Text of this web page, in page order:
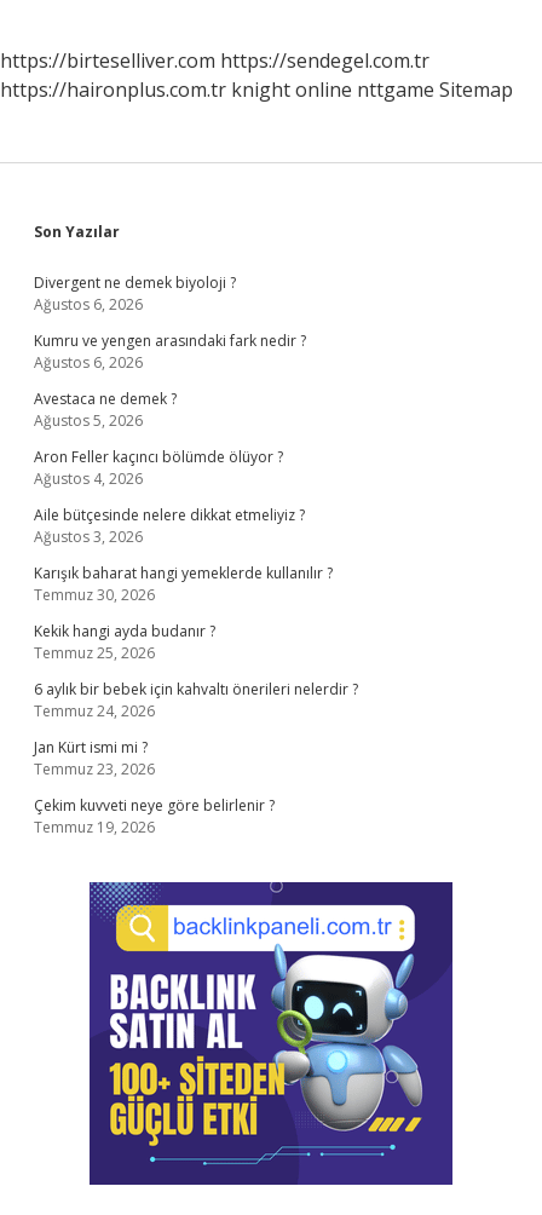
https://birteselliver.com https://sendegel.com.tr
https://haironplus.com.tr knight online nttgame Sitemap
Sidebar
Son Yazılar
Divergent ne demek biyoloji ?
Ağustos 6, 2026
Kumru ve yengen arasındaki fark nedir ?
Ağustos 6, 2026
Avestaca ne demek ?
Ağustos 5, 2026
Aron Feller kaçıncı bölümde ölüyor ?
Ağustos 4, 2026
Aile bütçesinde nelere dikkat etmeliyiz ?
Ağustos 3, 2026
Karışık baharat hangi yemeklerde kullanılır ?
Temmuz 30, 2026
Kekik hangi ayda budanır ?
Temmuz 25, 2026
6 aylık bir bebek için kahvaltı önerileri nelerdir ?
Temmuz 24, 2026
Jan Kürt ismi mi ?
Temmuz 23, 2026
Çekim kuvveti neye göre belirlenir ?
Temmuz 19, 2026